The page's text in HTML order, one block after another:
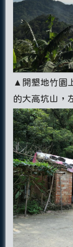
▲開墾地竹園
的大高坑山，